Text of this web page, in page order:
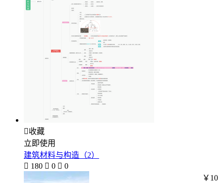
收藏
立即使用
建筑材料与构造（2）
 180  0  0
￥10